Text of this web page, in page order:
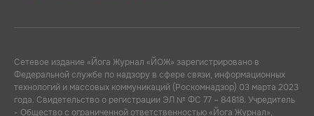
Сетевое издание «Йога Журнал «ЙОЖ» зарегистрировано в
Федеральной службе по надзору в сфере связи, информационных
технологий и массовых коммуникаций (Роскомнадзор) 03 марта 2023
года. Свидетельство о регистрации ЭЛ № ФС 77 – 84818. Учредитель
- Общество с ограниченной ответственностью «Йога Журнал»,